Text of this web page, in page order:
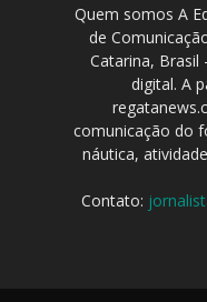
Quem somos A
de
Catarina, Brasil
digital. A
comunicação do
náutica,
Contato: